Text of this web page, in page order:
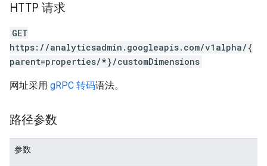
HTTP 请求
GET
https://analyticsadmin.googleapis.com/v1alpha/{
parent=properties/*}/customDimensions
网址采用 gRPC 转码语法。
路径参数
参数